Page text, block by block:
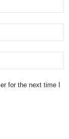
for the next time I